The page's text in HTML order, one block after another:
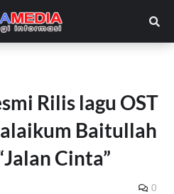
Rilis lagu OST
Baitullah
Cinta”
0